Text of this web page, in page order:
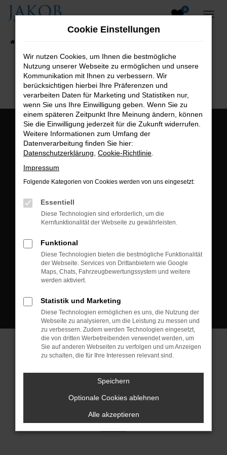
Zum
0
B2B-Shop
Öffnungszeiten:
Montag bis Freitag:
Postadresse:
Kontakt:
Tel.: +49 3745 760 90 20
Fax: +49 3745 760 90 21
Mail: fj@jakob-trading.com
Cookie Einstellungen
© 2026 Jakob Trading GmbH | Neustädter Straße 1 | DE-08223
Neustadt/Vogtland | fj@jakob-trading.com | Webdesign by audaris.de
Cookie Einstellungen
Wir nutzen Cookies, um Ihnen die bestmögliche
Nutzung unserer Webseite zu ermöglichen und unsere
Kommunikation mit Ihnen zu verbessern. Wir
berücksichtigen hierbei Ihre Präferenzen und
verarbeiten Daten für Marketing und Statistiken nur,
wenn Sie uns Ihre Einwilligung geben. Wenn Sie zu
einem späteren Zeitpunkt Ihre Meinung ändern, können
Sie die Einwilligung jederzeit für die Zukunft widerrufen.
Weitere Informationen zum Umfang der
Datenverarbeitung finden Sie hier:
Datenschutzerklärung Cookie-Richtlinie
Impressum
Folgende Kategorien von Cookies werden von uns eingesetzt:
Essentiell
Diese Technologien sind erforderlich, um die
Kernfunktionalität der Webseite zu gewährleisten.
Funktional
Diese Technologien bieten die bestmögliche Funktionalität
der Webseite. Services von Drittanbietern wie Google
Maps, Chats, Fahrzeugbewertungssystem und weitere
werden aktiviert.
Statistik und Marketing
Diese Technologien ermöglichen es uns, die Nutzung der
Webseite zu analysieren, um die Leistung zu messen und
zu verbessern. Zudem werden Technologien eingesetzt,
die von dritten Werbetreibenden verwendet werden, um
Sie auf anderen Webseiten zu verfolgen und um Anzeigen
zu schalten, die für Ihre Interessen relevant sind.
Speichern
Optionale Cookies ablehnen
Alle akzeptieren